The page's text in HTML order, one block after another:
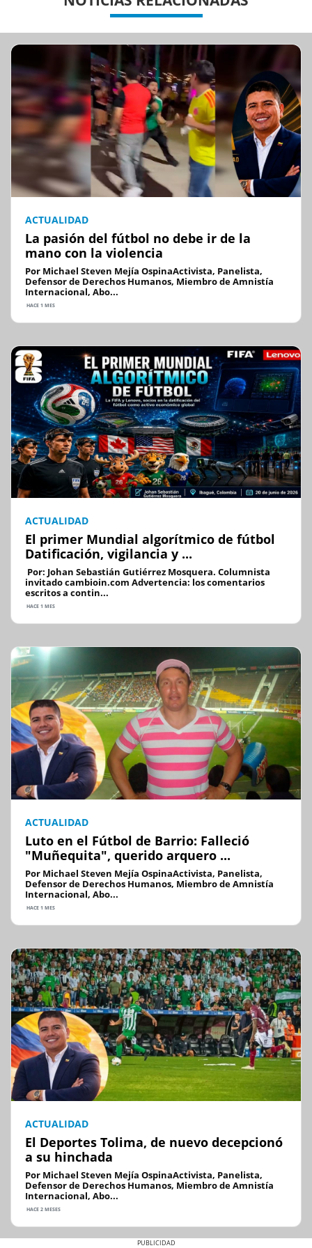
ACTUALIDAD
La pasión del fútbol no debe ir de la
mano con la violencia
Por Michael Steven Mejía OspinaActivista, Panelista,
Defensor de Derechos Humanos, Miembro de Amnistía
Internacional, Abo...
HACE 1 MES
ACTUALIDAD
El primer Mundial algorítmico de fútbol
Datificación, vigilancia y ...
Por: Johan Sebastián Gutiérrez Mosquera. Columnista
invitado cambioin.com Advertencia: los comentarios
escritos a contin...
HACE 1 MES
ACTUALIDAD
Luto en el Fútbol de Barrio: Falleció
"Muñequita", querido arquero ...
Por Michael Steven Mejía OspinaActivista, Panelista,
Defensor de Derechos Humanos, Miembro de Amnistía
Internacional, Abo...
HACE 1 MES
ACTUALIDAD
El Deportes Tolima, de nuevo decepcionó
a su hinchada
Por Michael Steven Mejía OspinaActivista, Panelista,
Defensor de Derechos Humanos, Miembro de Amnistía
Internacional, Abo...
HACE 2 MESES